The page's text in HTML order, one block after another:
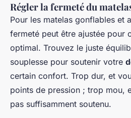
Régler la fermeté du
Pour les matelas gonflables et
fermeté peut être ajustée pour
optimal. Trouvez le juste
souplesse pour soutenir votre
certain confort. Trop dur, et
points de pression ; trop mou,
pas suffisamment soutenu.